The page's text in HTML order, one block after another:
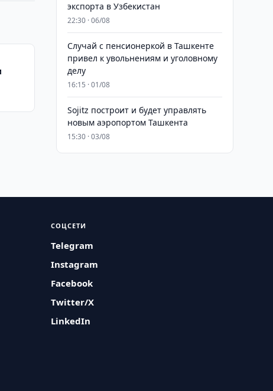
экспорта в Узбекистан
22:30 · 06/08
Случай с пенсионеркой в Ташкенте
привел к увольнениям и уголовному
делу
16:15 · 01/08
Sojitz построит и будет управлять
новым аэропортом Ташкента
15:30 · 03/08
СОЦСЕТИ
Telegram
Instagram
Facebook
Twitter/X
LinkedIn